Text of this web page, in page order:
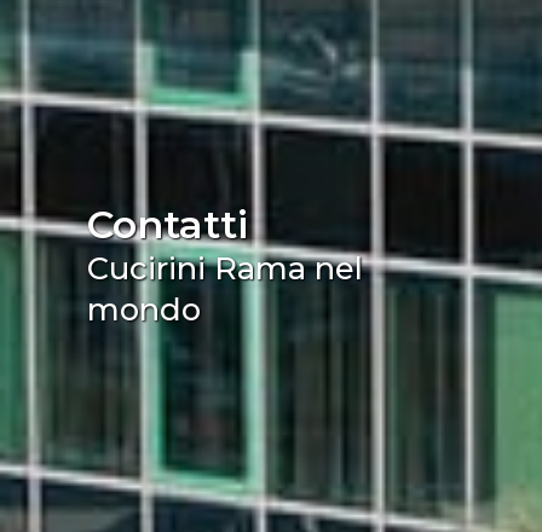
Contatti
Cucirini Rama nel
mondo